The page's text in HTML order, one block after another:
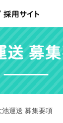
いて
池運送 募集要項